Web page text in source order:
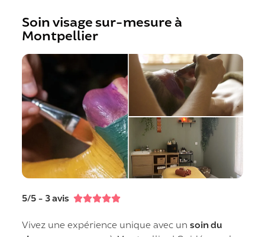
Soin visage sur-mesure à
Montpellier
5/5 - 3 avis 
Vivez une expérience unique avec unsoin du